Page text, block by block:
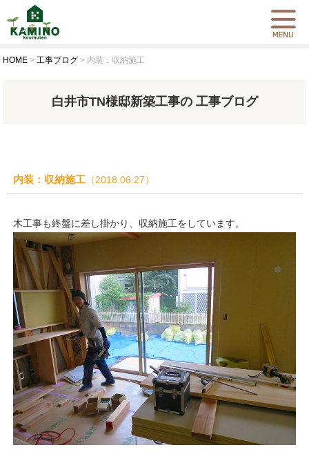
HOME >工事ブログ > 内装：収納施工
白井市TN様邸新築工事の 工事ブログ
内装：収納施工（2018.06.27）
木工事も終盤に差し掛かり、収納施工をしています。